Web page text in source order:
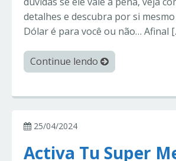
detalhes e descubra por si
Dólar é para você ou não… Afinal
Continue lendo
25/04/2024
Activa Tu Super